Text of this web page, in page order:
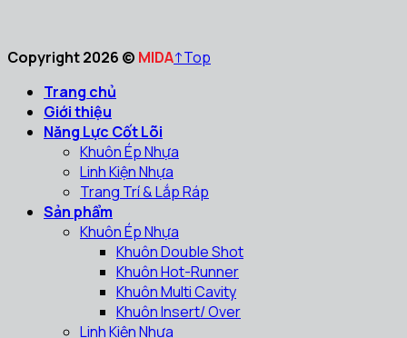
Copyright 2026 © MIDA↑Top
Trang chủ
Giới thiệu
Năng Lực Cốt Lõi
Khuôn Ép Nhựa
Linh Kiện Nhựa
Trang Trí & Lắp Ráp
Sản phẩm
Khuôn Ép Nhựa
Khuôn Double Shot
Khuôn Hot-Runner
Khuôn Multi Cavity
Khuôn Insert/ Over
Linh Kiện Nhựa